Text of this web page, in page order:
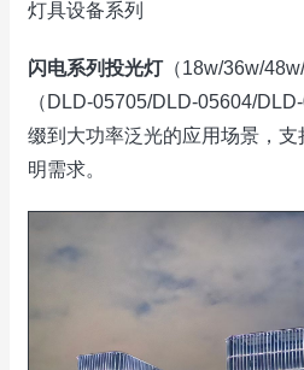
灯具设备系列
闪电系列投光灯（18w/36w/
（DLD-05705/DLD-05604/
缀到大功率泛光的应用场景，
明需求。